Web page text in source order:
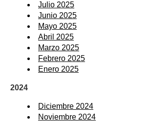
Julio 2025
Junio 2025
Mayo 2025
Abril 2025
Marzo 2025
Febrero 2025
Enero 2025
2024
Diciembre 2024
Noviembre 2024